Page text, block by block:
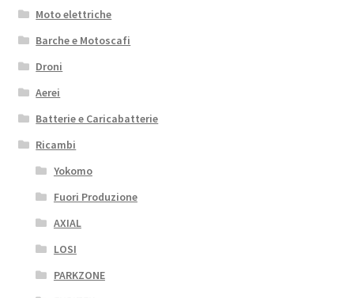
Moto elettriche
Barche e Motoscafi
Droni
Aerei
Batterie e Caricabatterie
Ricambi
Yokomo
Fuori Produzione
AXIAL
LOSI
PARKZONE